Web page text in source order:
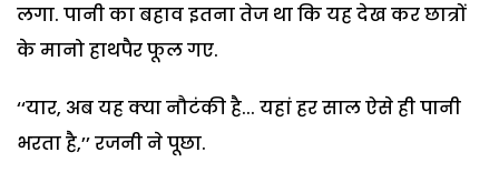
लगा. पानी का बहाव इतना तेज था कि यह देख कर छात्रों
के मानो हाथपैर फूल गए.
‘‘यार, अब यह क्या नौटंकी है... यहां हर साल ऐसे ही पानी
भरता है,’’ रजनी ने पूछा.